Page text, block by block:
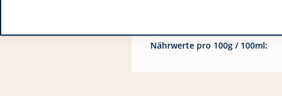
Nährwerte pro 100g / 100ml: